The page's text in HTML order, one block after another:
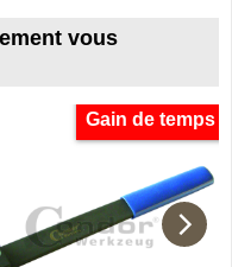
vous
Gain de temps